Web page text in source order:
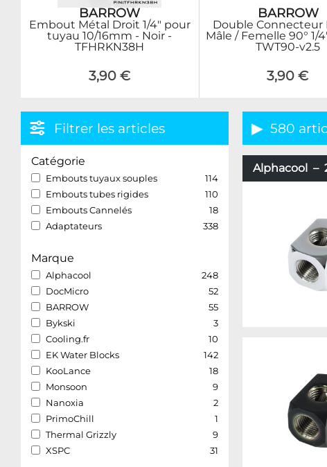
BARROW
Embout Métal Droit 1/4" pour
tuyau 10/16mm - Noir -
TFHRKN38H
3,90 €
BARROW
Double Connecteur
Mâle / Femelle 90° 1/
TWT90-v2.5
3,90 €
Filtrer les articles
Catégorie
Embouts tuyaux souples
114
Embouts tubes rigides
110
Embouts Cannelés
18
Adaptateurs
338
Marque
Alphacool
248
DocMicro
52
BARROW
55
Bykski
3
Cooling.fr
10
EK Water Blocks
142
KooLance
18
Monsoon
9
Nanoxia
2
PrimoChill
1
Thermal Grizzly
9
XSPC
31
580
Alphacool –